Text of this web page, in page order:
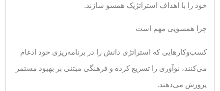
خود را با اهداف استراتژیک همسو سازند.
چرا همسویی مهم است
کسب‌وکارهایی که استراتژی دانش را در برنامه‌ریزی خود ادغام
می‌کنند، نوآوری را تسریع کرده و فرهنگی مبتنی بر بهبود مستمر
پرورش می‌دهند.